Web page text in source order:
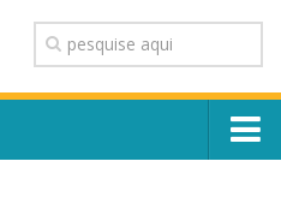
TRANSPARÊNCIA
OUVIDORIA
CONTATO